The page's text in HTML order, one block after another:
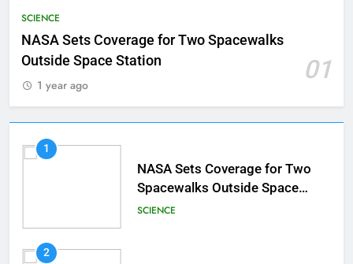
SCIENCE
NASA Sets Coverage for Two Spacewalks
Outside Space Station
01
1 year ago
1
NASA Sets Coverage for Two
Spacewalks Outside Space
Station
SCIENCE
2